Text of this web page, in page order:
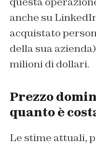
anche su
acquistato
della sua
milioni di dollari.
Prezzo
quanto è
Le stime attuali,